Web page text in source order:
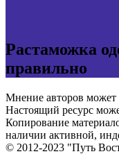
Растаможка
правильно
Мнение авторов может
Настоящий ресурс
Копирование
наличии активной,
© 2012-2023 "Путь